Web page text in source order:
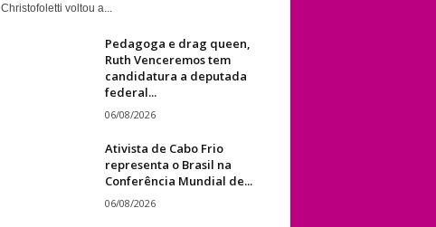
Christofoletti voltou a...
Pedagoga e drag queen,
Ruth Venceremos tem
candidatura a deputada
federal...
06/08/2026
Ativista de Cabo Frio
representa o Brasil na
Conferência Mundial de...
06/08/2026